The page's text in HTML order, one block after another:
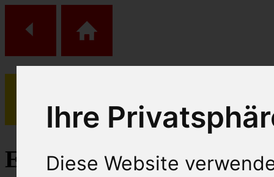
Ihre
Diese Website
(0)
Einkaufs Wagen